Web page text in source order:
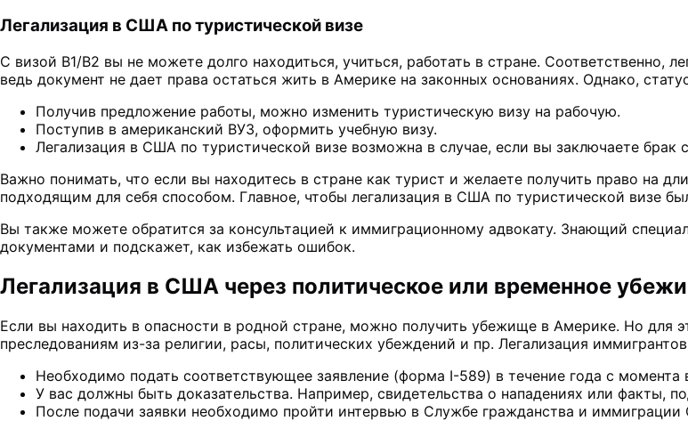
Легализация в США по туристической визе
С визой B1/B2 вы не можете долго находиться, учиться, работать в стране. Соответственно,
ведь документ не дает права остаться жить в Америке на законных основаниях. Однако,
Получив предложение работы, можно изменить туристическую визу на рабочую.
Поступив в американский ВУЗ, оформить учебную визу.
Легализация в США по туристической визе возможна в случае, если вы заключаете
Важно понимать, что если вы находитесь в стране как турист и желаете получить право на
подходящим для себя способом. Главное, чтобы легализация в США по туристической визе
Вы также можете обратится за консультацией к иммиграционному адвокату. Знающий
документами и подскажет, как избежать ошибок.
Легализация в США через политическое или временное
Если вы находить в опасности в родной стране, можно получить убежище в Америке. Но для
преследованиям из-за религии, расы, политических убеждений и пр. Легализация
Необходимо подать соответствующее заявление (форма I-589) в течение года с
У вас должны быть доказательства. Например, свидетельства о нападениях или факты,
После подачи заявки необходимо пройти интервью в Службе гражданства и